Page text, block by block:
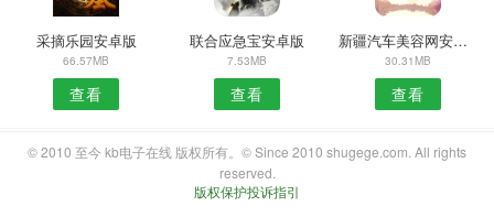
采摘乐园安卓版
66.57MB
查看
联合应急宝安卓版
7.53MB
查看
新疆汽车美容网安卓版
30.31MB
查看
© 2010 至今 kb电子在线 版权所有。© Since 2010 shugege.com. All rights
reserved.
版权保护投诉指引